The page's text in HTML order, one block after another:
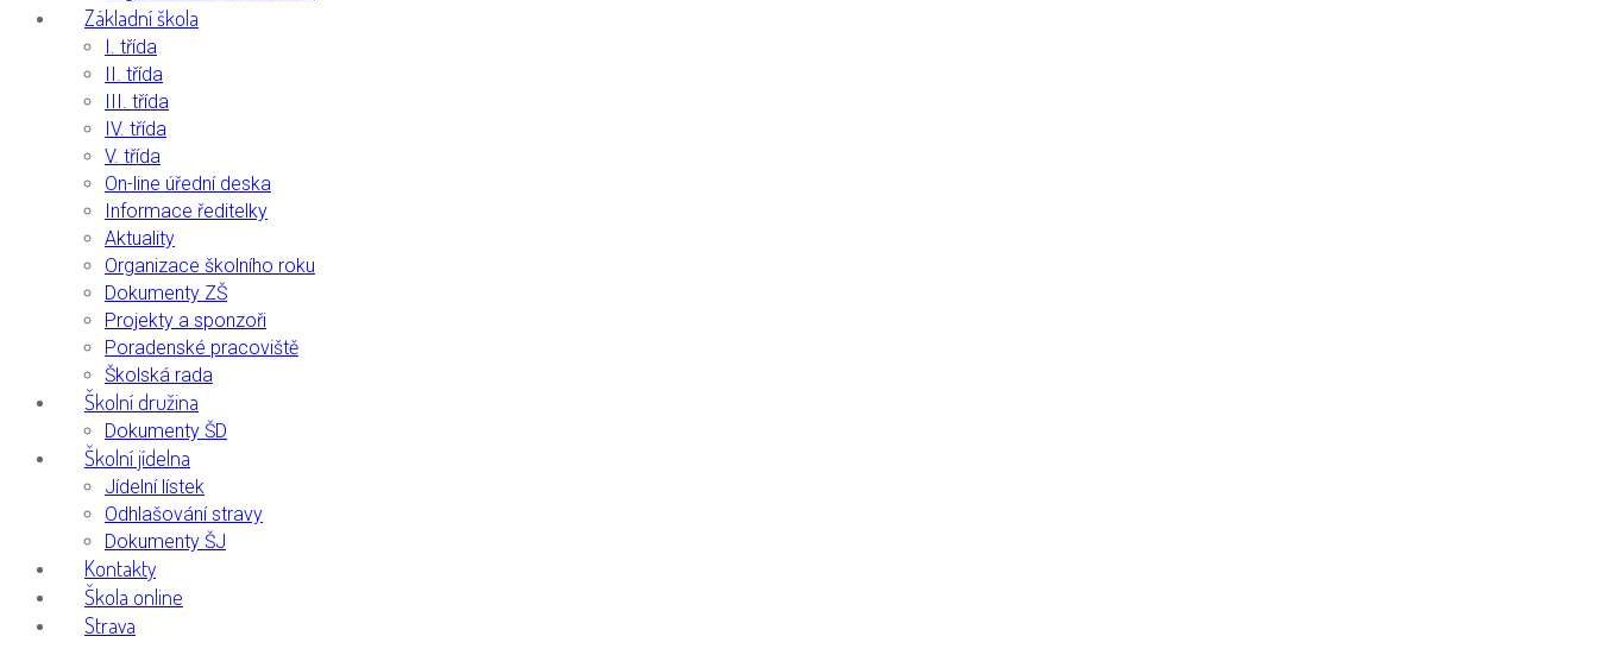
Základní škola
I. třída
II. třída
III. třída
IV. třída
V. třída
On-line úřední deska
Informace ředitelky
Aktuality
Organizace školního roku
Dokumenty ZŠ
Projekty a sponzoři
Poradenské pracoviště
Školská rada
Školní družina
Dokumenty ŠD
Školní jídelna
Jídelní lístek
Odhlašování stravy
Dokumenty ŠJ
Kontakty
Škola online
Strava